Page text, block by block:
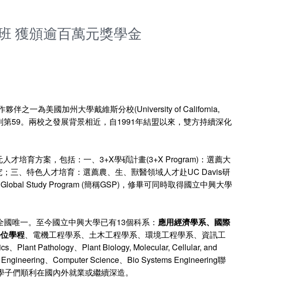
獲頒逾百萬元獎學金
伴之一為美國加州大學戴維斯分校(University of California,
59。兩校之發展背景相近，自1991年結盟以來，雙方持續深化
才培育方案，包括：一、3+X學碩計畫(3+X Program)：選薦大
三、特色人才培育：選薦農、生、獸醫領域人才赴UC Davis研
Study Program (簡稱GSP)，修畢可同時取得國立中興大學
唯一。至今國立中興大學已有13個科系： 應用經濟學系、國際
學程、電機工程學系、土木工程學系、環境工程學系、資訊工
、Plant Pathology、Plant Biology, Molecular, Cellular, and
、Computer Science、Bio Systems Engineering聯
們順利在國內外就業或繼續深造。